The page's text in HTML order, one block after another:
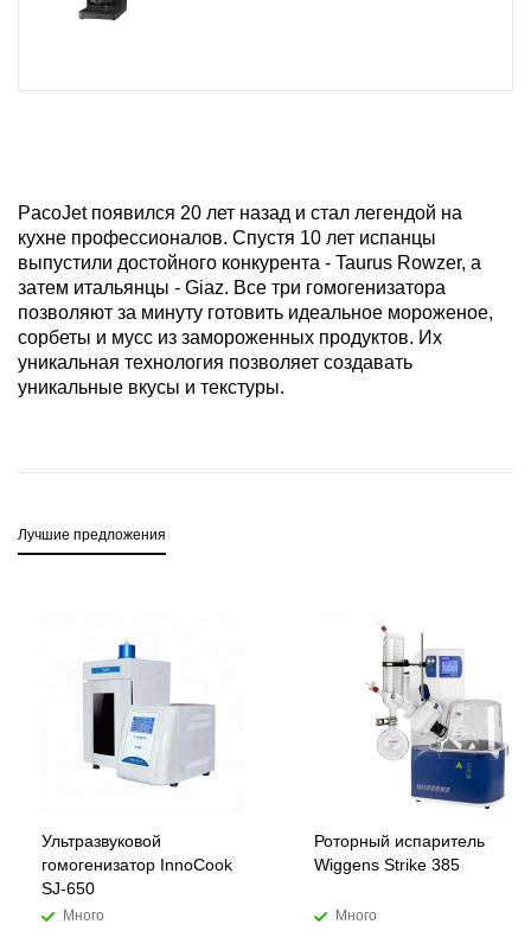
PacoJet появился 20 лет назад и стал легендой на
кухне профессионалов. Спустя 10 лет испанцы
выпустили достойного конкурента - Taurus Rowzer, а
затем итальянцы - Giaz. Все три гомогенизатора
позволяют за минуту готовить идеальное мороженое,
сорбеты и мусс из замороженных продуктов. Их
уникальная технология позволяет создавать
уникальные вкусы и текстуры.
Лучшие предложения
Ультразвуковой
гомогенизатор InnoCook
SJ-650
Много
Роторный испаритель
Wiggens Strike 385
Много